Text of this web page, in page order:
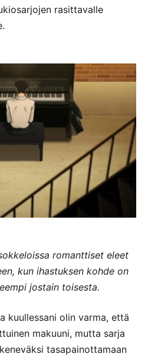
rasittavalle
romanttiset eleet
kun ihastuksen kohde on
jostain toisesta.
kuullessani olin varma, että
makuuni, mutta sarja
tasapainottamaan